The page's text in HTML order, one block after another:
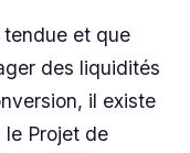
et que
des liquidités
il existe
Projet de